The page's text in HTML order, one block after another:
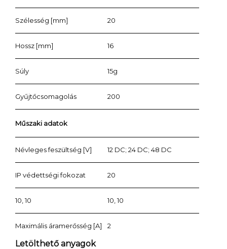
Szélesség [mm] 20
Hossz [mm] 16
Súly 15g
Gyűjtőcsomagolás 200
Műszaki adatok
Névleges feszültség [V] 12 DC; 24 DC; 48 DC
IP védettségi fokozat 20
10, 10 10, 10
Maximális áramerősség [A] 2
Letölthető anyagok